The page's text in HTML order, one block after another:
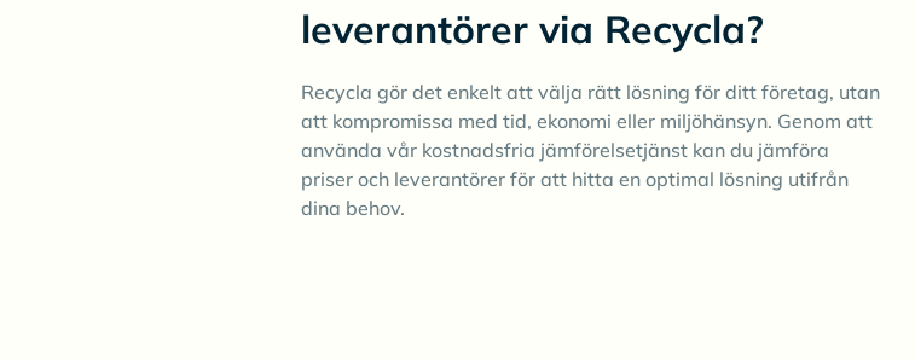
leverantörer via Recycla?
Recycla gör det enkelt att välja rätt lösning för ditt företag, utan
att kompromissa med tid, ekonomi eller miljöhänsyn. Genom att
använda vår kostnadsfria jämförelsetjänst kan du jämföra
priser och leverantörer för att hitta en optimal lösning utifrån
dina behov.